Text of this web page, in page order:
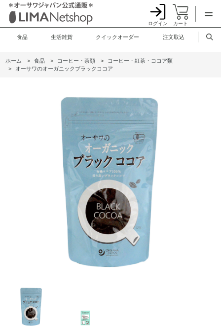
ログイン カート
食品 生活雑貨 クイックオーダー 注文取込
ホーム > 食品 > コーヒー・茶類 >
コーヒー・紅茶・ココア類
>
オーサワのオーガニックブラックココア